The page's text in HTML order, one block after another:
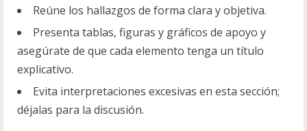
Reúne los hallazgos de forma clara y objetiva.
Presenta tablas, figuras y gráficos de apoyo y
asegúrate de que cada elemento tenga un título
explicativo.
Evita interpretaciones excesivas en esta sección;
déjalas para la discusión.